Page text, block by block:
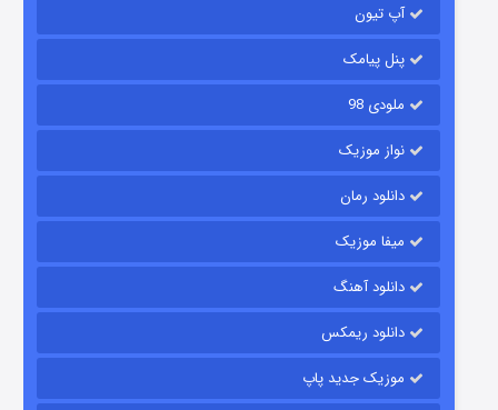
قسمت
آپ تیون
پنل پیامک
ملودی 98
نواز موزیک
دانلود رمان
میفا موزیک
دانلود آهنگ
دانلود ریمکس
موزیک جدید پاپ